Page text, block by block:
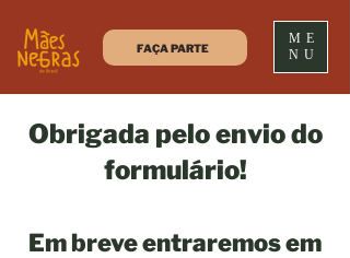
FAÇA PARTE
ME
NU
Obrigada pelo envio do
formulário!
Em breve entraremos em